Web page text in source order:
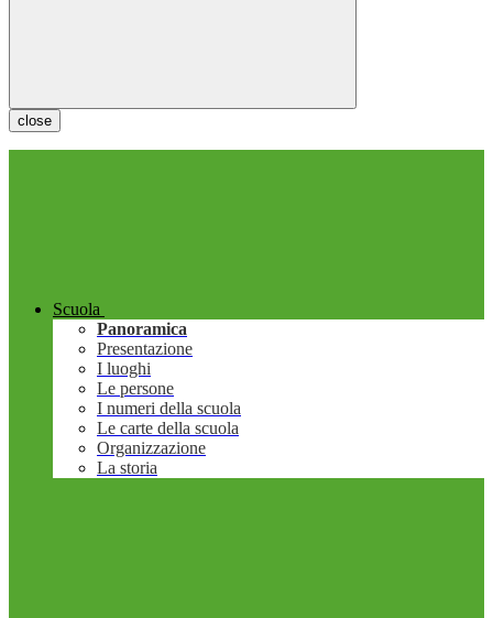
close
Scuola
Panoramica
Presentazione
I luoghi
Le persone
I numeri della scuola
Le carte della scuola
Organizzazione
La storia